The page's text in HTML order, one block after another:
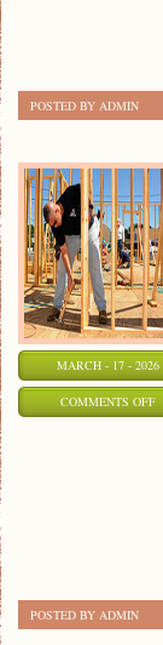
POSTED BY ADMIN
MARCH - 17 - 2026
COMMENTS OFFON
POSTED BY ADMIN